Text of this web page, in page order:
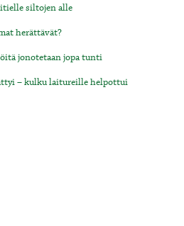
siltojen alle
herättävät?
jonotetaan jopa tunti
– kulku laitureille helpottui